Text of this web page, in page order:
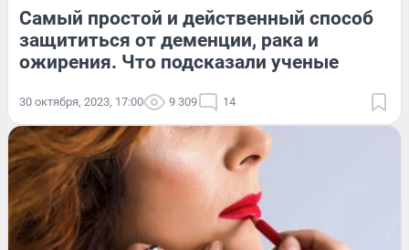
Самый простой и действенный способ
защититься от деменции, рака и
ожирения. Что подсказали ученые
30 октября, 2023, 17:00 9 309 14